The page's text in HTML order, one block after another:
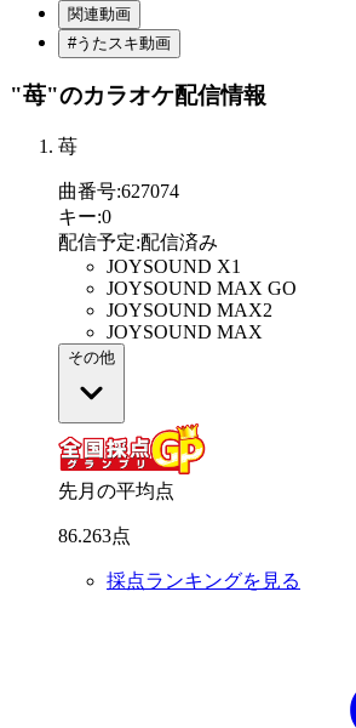
関連動画
#うたスキ動画
"苺"のカラオケ配信情報
苺
曲番号:627074
キー:0
配信予定:配信済み
JOYSOUND X1
JOYSOUND MAX GO
JOYSOUND MAX2
JOYSOUND MAX
その他
先月の平均点
86.263点
採点ランキングを見る